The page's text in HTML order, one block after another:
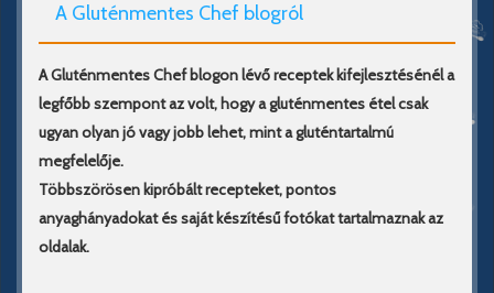
A Gluténmentes Chef blogról
A Gluténmentes Chef blogon lévő receptek kifejlesztésénél a
legfőbb szempont az volt, hogy a gluténmentes étel csak
ugyan olyan jó vagy jobb lehet, mint a gluténtartalmú
megfelelője.
Többszörösen kipróbált recepteket, pontos
anyaghányadokat és saját készítésű fotókat tartalmaznak az
oldalak.